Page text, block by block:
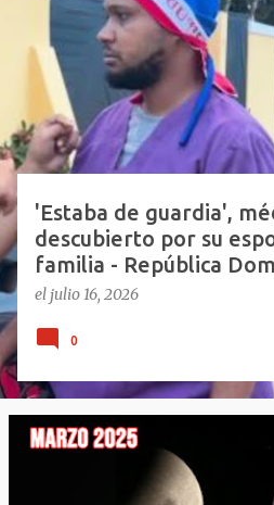
d
a
s
'Estaba de guardia',
descubierto por su
familia - República
el julio 16, 2026
0